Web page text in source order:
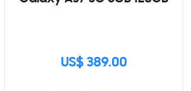
US$ 389.00